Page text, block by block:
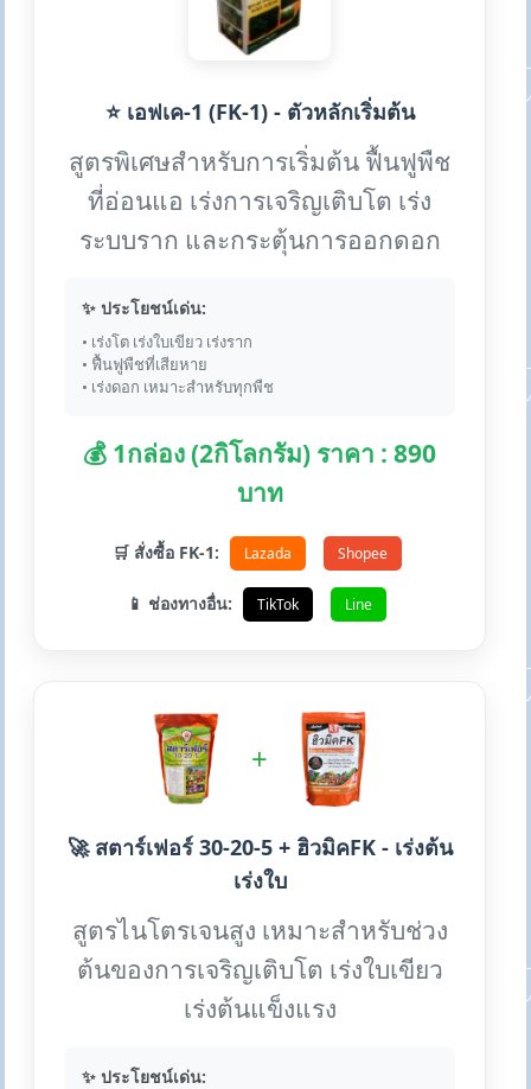
⭐ เอฟเค-1 (FK-1) - ตัวหลักเริ่มต้น
สูตรพิเศษสำหรับการเริ่มต้น ฟื้นฟูพืช
ที่อ่อนแอ เร่งการเจริญเติบโต เร่ง
ระบบราก และกระตุ้นการออกดอก
✨ ประโยชน์เด่น:
• เร่งโต เร่งใบเขียว เร่งราก
• ฟื้นฟูพืชที่เสียหาย
• เร่งดอก เหมาะสำหรับทุกพืช
💰 1กล่อง (2กิโลกรัม) ราคา : 890
บาท
🛒 สั่งซื้อ FK-1: Lazada Shopee
📱 ช่องทางอื่น: TikTok Line
+
🚀 สตาร์เฟอร์ 30-20-5 + ฮิวมิคFK - เร่งต้น
เร่งใบ
สูตรไนโตรเจนสูง เหมาะสำหรับช่วง
ต้นของการเจริญเติบโต เร่งใบเขียว
เร่งต้นแข็งแรง
✨ ประโยชน์เด่น: